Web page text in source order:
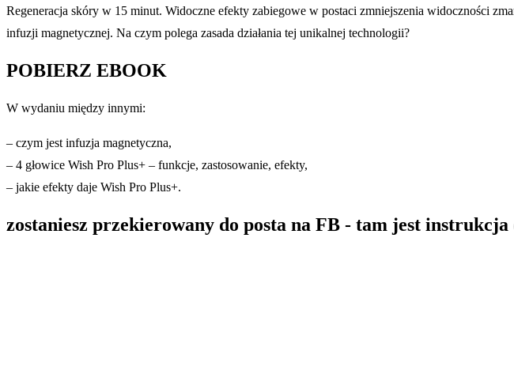
Regeneracja skóry w 15 minut. Widoczne efekty zabiegowe w postaci zmniejszenia widoczności
infuzji magnetycznej. Na czym polega zasada działania tej unikalnej technologii?
POBIERZ EBOOK
W wydaniu między innymi:
– czym jest infuzja magnetyczna,
– 4 głowice Wish Pro Plus+ – funkcje, zastosowanie, efekty,
– jakie efekty daje Wish Pro Plus+.
zostaniesz przekierowany do posta na FB - tam jest